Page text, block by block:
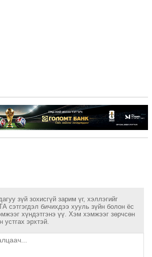
зүй зохисгүй зарим үг, хэллэгийг
сэтгэгдэл бичихдээ хууль зүйн болон ёс
хүндэтгэнэ үү. Хэм хэмжээг зөрчсөн
устгах эрхтэй.